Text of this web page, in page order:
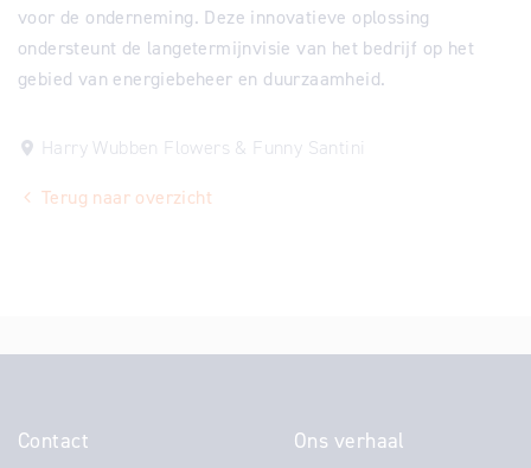
voor de onderneming. Deze innovatieve oplossing
ondersteunt de langetermijnvisie van het bedrijf op het
gebied van energiebeheer en duurzaamheid.
Harry Wubben Flowers & Funny Santini
Terug naar overzicht
Contact Ons verhaal